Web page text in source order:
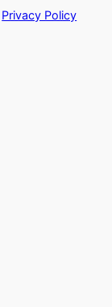
Privacy Policy